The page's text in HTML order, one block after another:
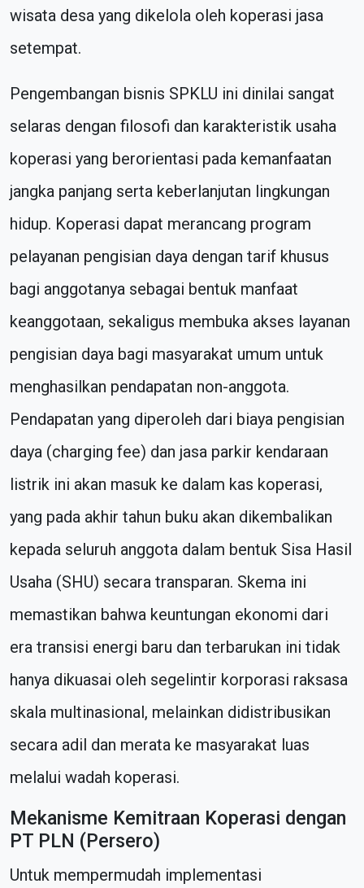
wisata desa yang dikelola oleh koperasi jasa
setempat.
Pengembangan bisnis SPKLU ini dinilai sangat
selaras dengan filosofi dan karakteristik usaha
koperasi yang berorientasi pada kemanfaatan
jangka panjang serta keberlanjutan lingkungan
hidup. Koperasi dapat merancang program
pelayanan pengisian daya dengan tarif khusus
bagi anggotanya sebagai bentuk manfaat
keanggotaan, sekaligus membuka akses layanan
pengisian daya bagi masyarakat umum untuk
menghasilkan pendapatan non-anggota.
Pendapatan yang diperoleh dari biaya pengisian
daya (charging fee) dan jasa parkir kendaraan
listrik ini akan masuk ke dalam kas koperasi,
yang pada akhir tahun buku akan dikembalikan
kepada seluruh anggota dalam bentuk Sisa Hasil
Usaha (SHU) secara transparan. Skema ini
memastikan bahwa keuntungan ekonomi dari
era transisi energi baru dan terbarukan ini tidak
hanya dikuasai oleh segelintir korporasi raksasa
skala multinasional, melainkan didistribusikan
secara adil dan merata ke masyarakat luas
melalui wadah koperasi.
Mekanisme Kemitraan Koperasi dengan
PT PLN (Persero)
Untuk mempermudah implementasi